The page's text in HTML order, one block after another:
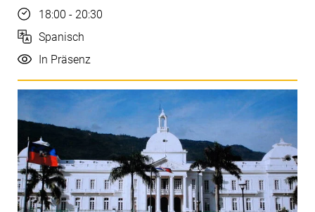
Uhrzeit
18:00 - 20:30
Sprache
Spanisch
Durchführung
In Präsenz